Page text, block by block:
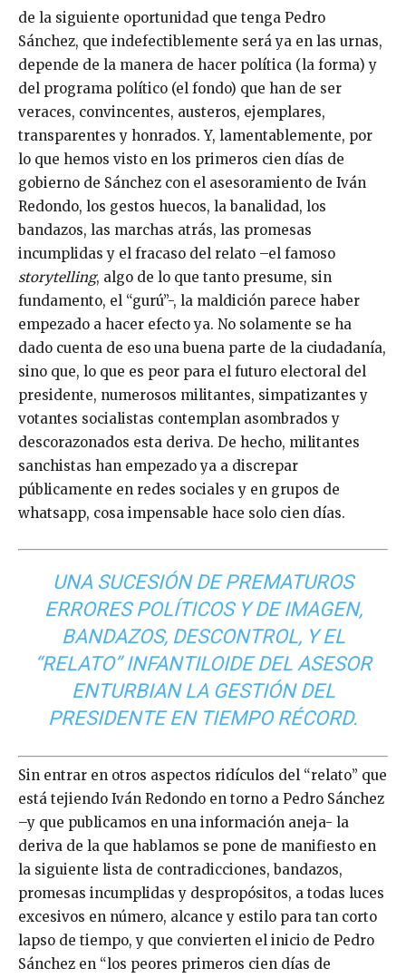
de la siguiente oportunidad que tenga Pedro
Sánchez, que indefectiblemente será ya en las urnas,
depende de la manera de hacer política (la forma) y
del programa político (el fondo) que han de ser
veraces, convincentes, austeros, ejemplares,
transparentes y honrados. Y, lamentablemente, por
lo que hemos visto en los primeros cien días de
gobierno de Sánchez con el asesoramiento de Iván
Redondo, los gestos huecos, la banalidad, los
bandazos, las marchas atrás, las promesas
incumplidas y el fracaso del relato –el famoso
storytelling, algo de lo que tanto presume, sin
fundamento, el “gurú”-, la maldición parece haber
empezado a hacer efecto ya. No solamente se ha
dado cuenta de eso una buena parte de la ciudadanía,
sino que, lo que es peor para el futuro electoral del
presidente, numerosos militantes, simpatizantes y
votantes socialistas contemplan asombrados y
descorazonados esta deriva. De hecho, militantes
sanchistas han empezado ya a discrepar
públicamente en redes sociales y en grupos de
whatsapp, cosa impensable hace solo cien días.
UNA SUCESIÓN DE PREMATUROS
ERRORES POLÍTICOS Y DE IMAGEN,
BANDAZOS, DESCONTROL, Y EL
“RELATO” INFANTILOIDE DEL ASESOR
ENTURBIAN LA GESTIÓN DEL
PRESIDENTE EN TIEMPO RÉCORD.
Sin entrar en otros aspectos ridículos del “relato” que
está tejiendo Iván Redondo en torno a Pedro Sánchez
–y que publicamos en una información aneja- la
deriva de la que hablamos se pone de manifiesto en
la siguiente lista de contradicciones, bandazos,
promesas incumplidas y despropósitos, a todas luces
excesivos en número, alcance y estilo para tan corto
lapso de tiempo, y que convierten el inicio de Pedro
Sánchez en “los peores primeros cien días de